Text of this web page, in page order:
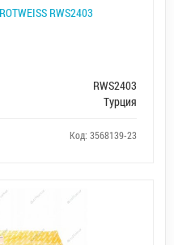
RWS2403
RWS2403
Турция
Код: 3568139-23